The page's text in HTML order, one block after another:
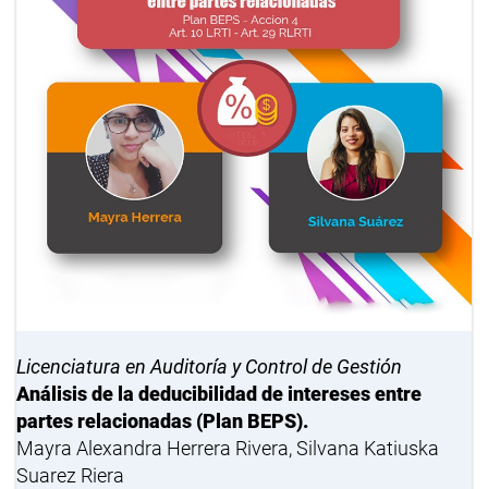
Licenciatura en Auditoría y Control de Gestión
Análisis de la deducibilidad de intereses entre
partes relacionadas (Plan BEPS).
Mayra Alexandra Herrera Rivera, Silvana Katiuska
Suarez Riera